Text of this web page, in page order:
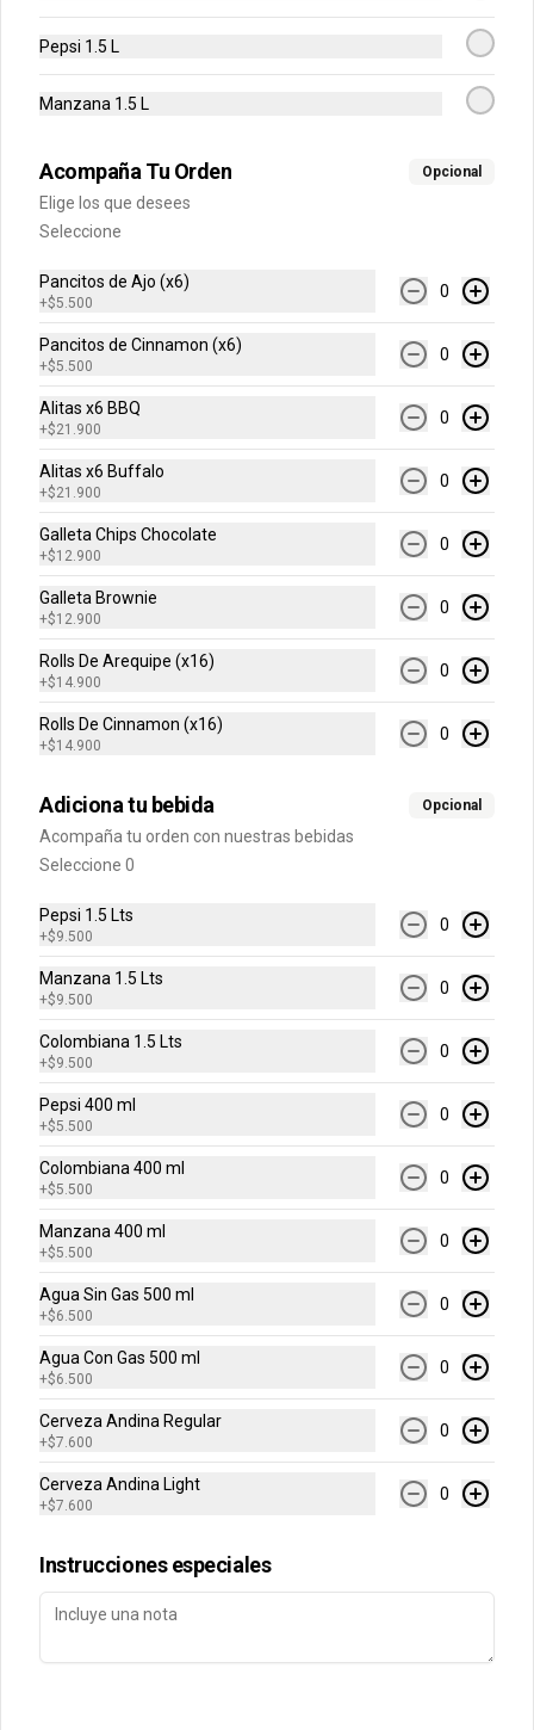
Regular o Light
H20 500 ml
Sabores Limonata, Lima Limón,
$6.500
Sabores Mora, Mango, Naranja Piña o
Frutas Tropicales.
Conócenos
Contacto
Términos y condiciones
Política de privacidad
Redes sociales
Instagram
Mi cuenta
Iniciar sesión
Pepsi 1.5 L
Manzana 1.5 L
Acompaña Tu Orden Opcional
Elige los que desees
Seleccione
Pancitos de Ajo (x6)
+$5.500
0
Pancitos de Cinnamon (x6)
+$5.500
0
Alitas x6 BBQ
+$21.900
0
Alitas x6 Buffalo
+$21.900
0
Galleta Chips Chocolate
+$12.900
0
Galleta Brownie
+$12.900
0
Rolls De Arequipe (x16)
+$14.900
0
Rolls De Cinnamon (x16)
+$14.900
0
Adiciona tu bebida Opcional
Acompaña tu orden con nuestras bebidas
Seleccione 0
Pepsi 1.5 Lts
+$9.500
0
Manzana 1.5 Lts
+$9.500
0
Colombiana 1.5 Lts
+$9.500
0
Pepsi 400 ml
+$5.500
0
Colombiana 400 ml
+$5.500
0
Manzana 400 ml
+$5.500
0
Agua Sin Gas 500 ml
+$6.500
0
Agua Con Gas 500 ml
+$6.500
0
Cerveza Andina Regular
+$7.600
0
Cerveza Andina Light
+$7.600
0
Instrucciones especiales